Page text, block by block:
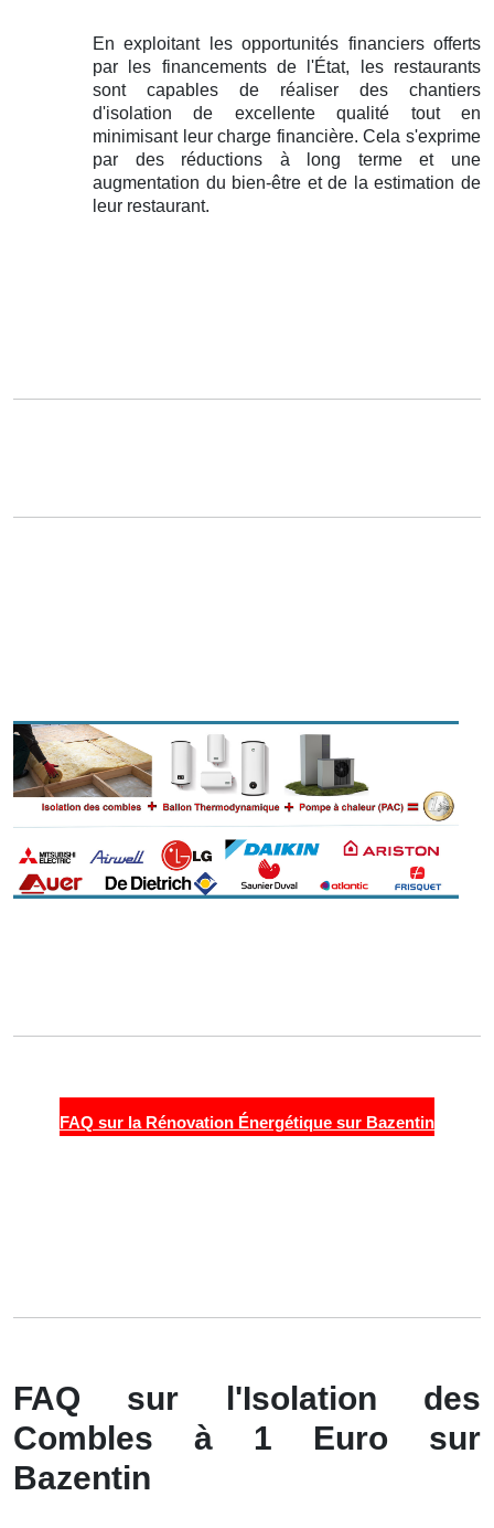
En exploitant les opportunités financiers offerts
par les financements de l'État, les restaurants
sont capables de réaliser des chantiers
d'isolation de excellente qualité tout en
minimisant leur charge financière. Cela s'exprime
par des réductions à long terme et une
augmentation du bien-être et de la estimation de
leur restaurant.
FAQ sur la Rénovation Énergétique sur Bazentin
FAQ sur l'Isolation des
Combles à 1 Euro sur
Bazentin